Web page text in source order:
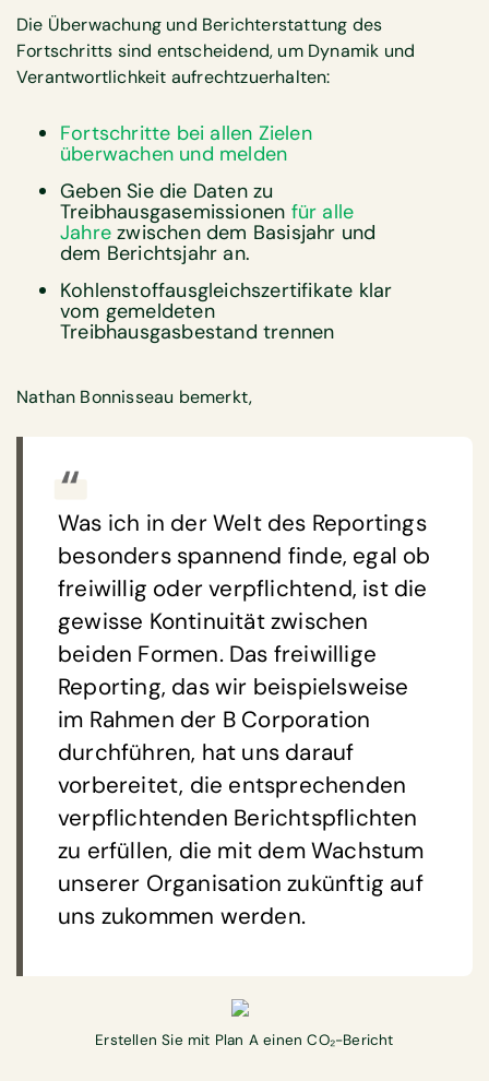
Die Überwachung und Berichterstattung des
Fortschritts sind entscheidend, um Dynamik und
Verantwortlichkeit aufrechtzuerhalten:
Fortschritte bei allen Zielen
überwachen und melden
Geben Sie die Daten zu
Treibhausgasemissionen für alle
Jahre zwischen dem Basisjahr und
dem Berichtsjahr an.
Kohlenstoffausgleichszertifikate klar
vom gemeldeten
Treibhausgasbestand trennen
Nathan Bonnisseau bemerkt,
Was ich in der Welt des Reportings
besonders spannend finde, egal ob
freiwillig oder verpflichtend, ist die
gewisse Kontinuität zwischen
beiden Formen. Das freiwillige
Reporting, das wir beispielsweise
im Rahmen der B Corporation
durchführen, hat uns darauf
vorbereitet, die entsprechenden
verpflichtenden Berichtspflichten
zu erfüllen, die mit dem Wachstum
unserer Organisation zukünftig auf
uns zukommen werden.
Erstellen Sie mit Plan A einen CO₂-Bericht